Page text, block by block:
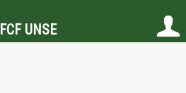
FCF UNSE